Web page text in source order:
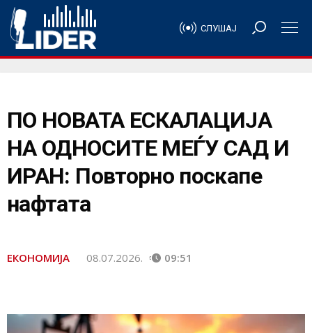
СЛУШАЈ
ПО НОВАТА ЕСКАЛАЦИЈА
НА ОДНОСИТЕ МЕЃУ САД И
ИРАН: Повторно поскапе
нафтата
ЕКОНОМИЈА 08.07.2026. 09:51